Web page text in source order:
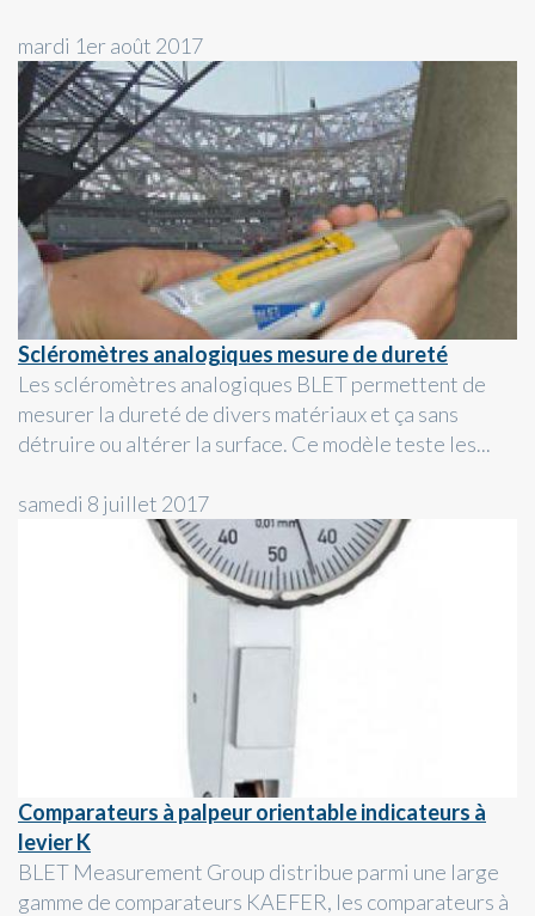
mardi 1er août 2017
Scléromètres analogiques mesure de dureté
Les scléromètres analogiques BLET permettent de
mesurer la dureté de divers matériaux et ça sans
détruire ou altérer la surface. Ce modèle teste les...
samedi 8 juillet 2017
Comparateurs à palpeur orientable indicateurs à
levier K
BLET Measurement Group distribue parmi une large
gamme de comparateurs KAEFER, les comparateurs à